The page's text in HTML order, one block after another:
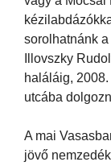
sorolhatnánk
Illovszky
haláláig,
utcába
A mai
jövő